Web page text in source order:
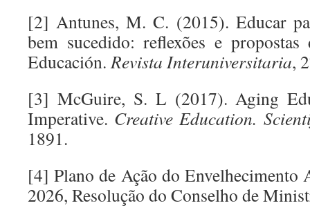
[2] Antunes, M. C. (2015). Educar
bem sucedido: reflexões e
Educación.Revista Interuniversitaria,
[3] McGuire, S. L (2017). Aging
Imperative. Creative Education.
1891.
[4] Plano de Ação do Envelhecimento
2026, Resolução do Conselho de